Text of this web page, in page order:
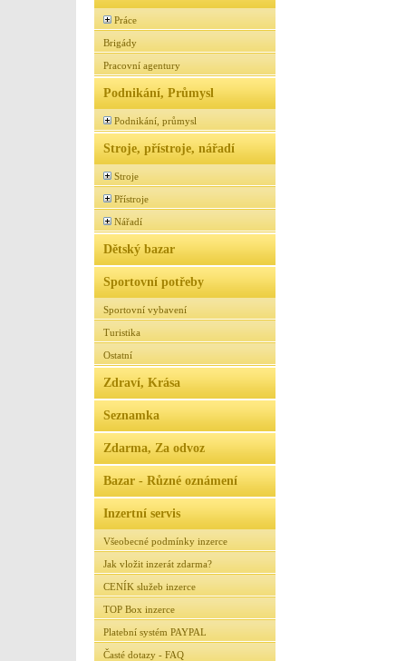
Práce
Brigády
Pracovní agentury
Podnikání, Průmysl
Podnikání, průmysl
Stroje, přístroje, nářadí
Stroje
Přístroje
Nářadí
Dětský bazar
Sportovní potřeby
Sportovní vybavení
Turistika
Ostatní
Zdraví, Krása
Seznamka
Zdarma, Za odvoz
Bazar - Různé oznámení
Inzertní servis
Všeobecné podmínky inzerce
Jak vložit inzerát zdarma?
CENÍK služeb inzerce
TOP Box inzerce
Platební systém PAYPAL
Časté dotazy - FAQ